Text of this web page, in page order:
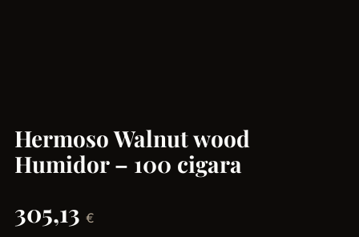
Hermoso Walnut wood
Humidor – 100 cigara
305,13 €